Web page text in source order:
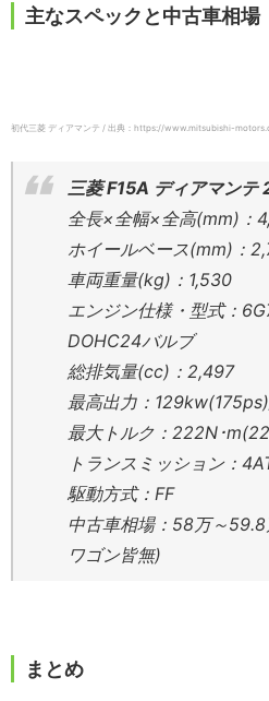
主なスペックと中古車相場
初代三菱 ディアマンテ / 出典：https://www.mitsubishi-
三菱 F15A ディアマン
全長×全幅×全高(mm)：
ホイールベース(mm)：
車両重量(kg)：1,530
エンジン仕様・型式：
DOHC24バルブ
総排気量(cc)：2,497
最高出力：
最大トルク：222N･
トランスミッション：
駆動方式：FF
中古車相場：58万～59.8
ワゴン皆無)
まとめ